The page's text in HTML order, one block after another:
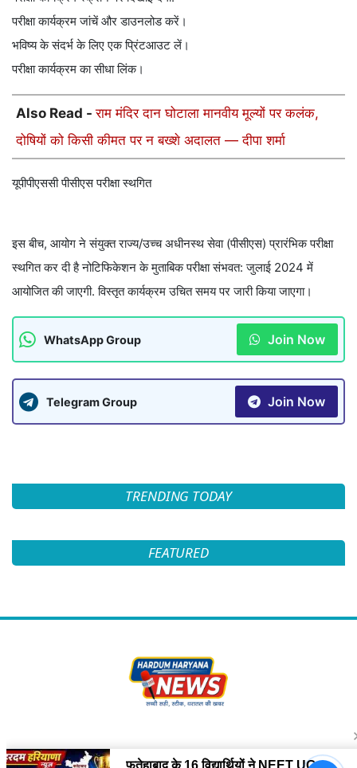
परीक्षा कार्यक्रम जांचें और डाउनलोड करें।
भविष्य के संदर्भ के लिए एक प्रिंटआउट लें।
परीक्षा कार्यक्रम का सीधा लिंक।
Also Read -राम मंदिर दान घोटाला मानवीय मूल्यों पर कलंक,
दोषियों को किसी कीमत पर न बख्शे अदालत — दीपा शर्मा
यूपीपीएससी पीसीएस परीक्षा स्थगित
इस बीच, आयोग ने संयुक्त राज्य/उच्च अधीनस्थ सेवा (पीसीएस) प्रारंभिक परीक्षा
स्थगित कर दी है नोटिफिकेशन के मुताबिक परीक्षा संभवत: जुलाई 2024 में
आयोजित की जाएगी. विस्तृत कार्यक्रम उचित समय पर जारी किया जाएगा।
WhatsApp Group Join Now
Telegram Group Join Now
TRENDING TODAY
FEATURED
Follow Us